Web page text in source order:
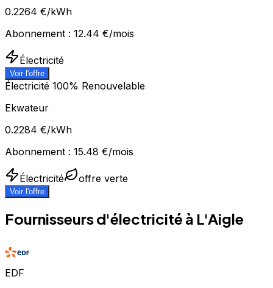
0.2264 €/kWh
Abonnement : 12.44 €/mois
Électricité
Voir l'offre
Électricité 100% Renouvelable
Ekwateur
0.2284 €/kWh
Abonnement : 15.48 €/mois
Électricité offre verte
Voir l'offre
Fournisseurs d'électricité à L'Aigle
EDF